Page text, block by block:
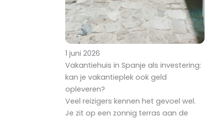
1 juni 2026
Vakantiehuis in Spanje als investering:
kan je vakantieplek ook geld
opleveren?
Veel reizigers kennen het gevoel wel.
Je zit op een zonnig terras aan de